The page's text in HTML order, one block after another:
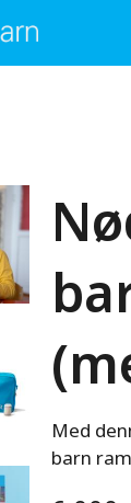
Med
barn